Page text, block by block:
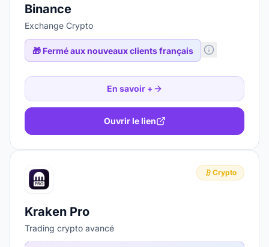
Binance
Exchange Crypto
🎁 Fermé aux nouveaux clients français
En savoir +
Ouvrir le lien
Crypto
Kraken Pro
Trading crypto avancé